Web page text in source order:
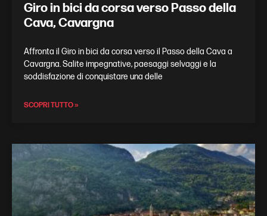
Giro in bici da corsa verso Passo della
Cava, Cavargna
Affronta il Giro in bici da corsa verso il Passo della Cava a
Cavargna. Salite impegnative, paesaggi selvaggi e la
soddisfazione di conquistare una delle
SCOPRI TUTTO »